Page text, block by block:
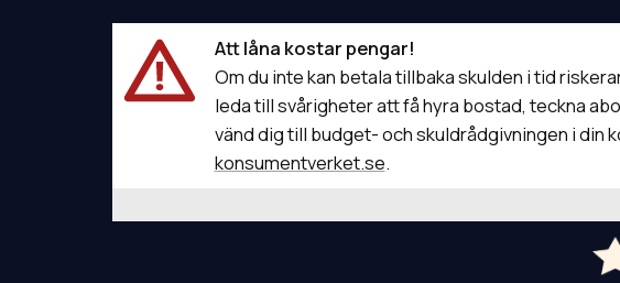
Att låna kostar pengar!
Om du inte kan betala tillbaka skulden i tid
leda till svårigheter att få hyra bostad, teckna
vänd dig till budget- och skuldrådgivningen i din
konsumentverket.se.